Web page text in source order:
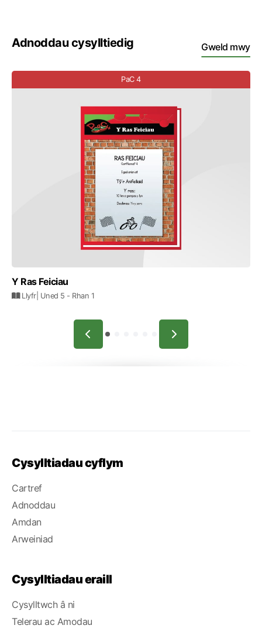
Adnoddau cysylltiedig Gweld mwy
PaC 4
Y Ras Feiciau
Llyfr| Uned 5 - Rhan 1
Cysylltiadau cyflym
Cartref
Adnoddau
Amdan
Arweiniad
Cysylltiadau eraill
Cysylltwch â ni
Telerau ac Amodau